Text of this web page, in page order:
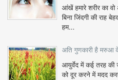
आंखें हमारे शरीर का
बिना जिंदगी की राह
हम...
अति गुणकारी है मरुआ
आयुर्वेद में कई तरह की
को दूर करने में मदद